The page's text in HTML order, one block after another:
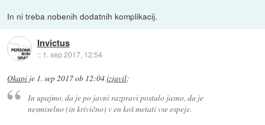
In ni treba nobenih dodatnih komplikacij.
Invictus
:: 1. sep 2017, 12:54
Okapi je 1. sep 2017 ob 12:04izjavil:
In upajmo, da je po javni razpravi postalo jasno, da je
nesmiselno (in krivično) v en koš metati vse espeje.